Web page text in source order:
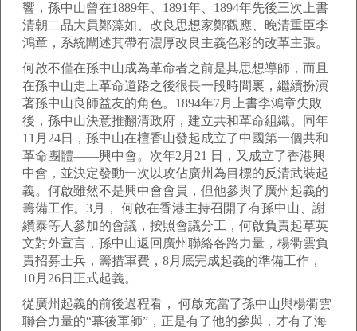
響，孫中山曾在1889年、1891年、1894年先後三次上書
清朝二品大員鄭藻如、改良思想家鄭觀應、晚清重臣李
鴻章，系統闡述其帶有濃厚改良主義色彩的改革主張。
何啟不僅在孫中山成為革命者之前是其思想導師，而且
在孫中山走上革命道路之後很長一段時間裏，繼續扮演
著孫中山良師益友的角色。1894年7月上書李鴻章失敗
後，孫中山決意推翻清政府，建立共和革命組織。同年
11月24日，孫中山在檀香山發起成立了中國第一個共和
革命團體——興中會。次年2月21 日，又成立了香港興
中會，並決定發動一次以攻佔廣州為目標的反清武裝起
義。何啟雖然不是興中會會員，但他參與了廣州起義的
籌備工作。3月， 何啟在香港主持召開了有孫中山、謝
纘泰等人參加的會議，按照會議分工，何啟負責起草英
文對外宣言，孫中山返回廣州聯絡各路力量，楊衢雲負
責招募士兵，籌措軍費，8月底完成起義的準備工作，
10月26日正式起義。
從廣州起義的前後過程看， 何啟充當了孫中山與楊衢雲
聯合力量的“幕後軍師”，正是有了他的參與，才有了海